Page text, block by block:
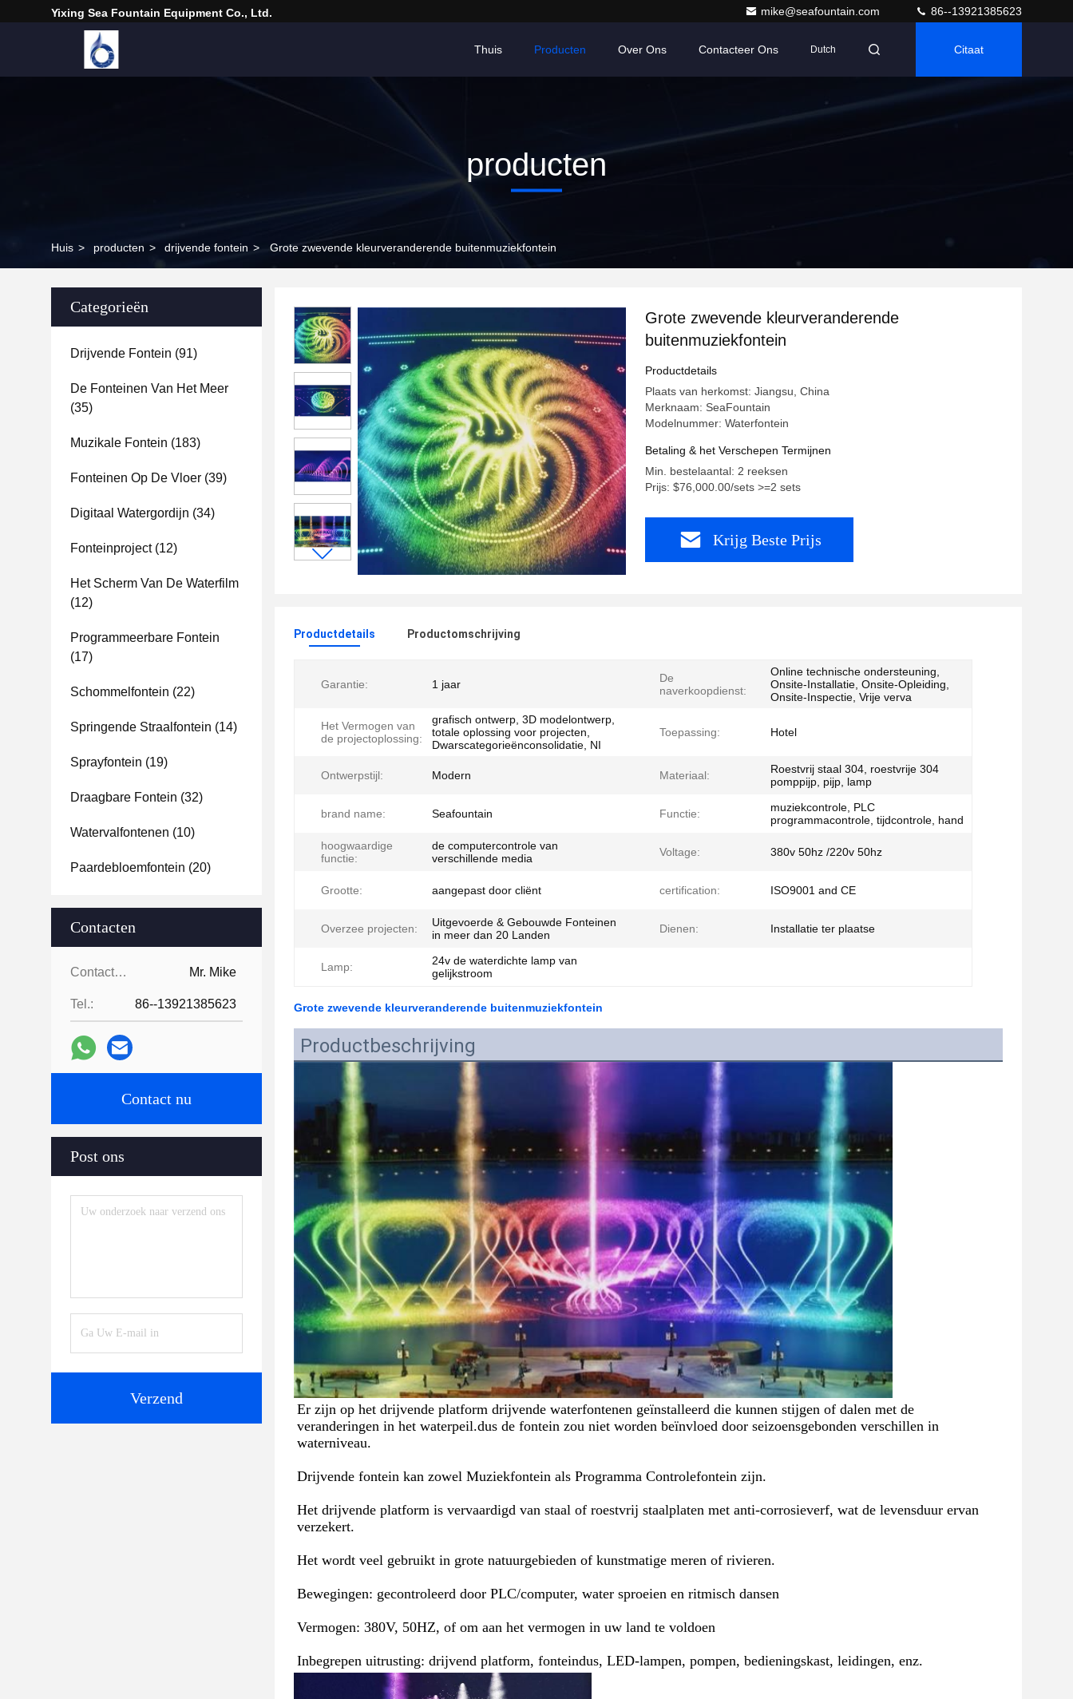
Yixing Sea Fountain Equipment Co., Ltd. mike@seafountain.com 86--13921385623
Thuis Producten Over Ons Contacteer Ons Dutch Citaat
producten
Huis > producten > drijvende fontein > Grote zwevende kleurveranderende buitenmuziekfontein
Categorieën
Drijvende Fontein (91)
De Fonteinen Van Het Meer
(35)
Muzikale Fontein (183)
Fonteinen Op De Vloer (39)
Digitaal Watergordijn (34)
Fonteinproject(12)
Het Scherm Van De Waterfilm
(12)
Programmeerbare Fontein
(17)
Schommelfontein (22)
Springende Straalfontein (14)
Sprayfontein (19)
Draagbare Fontein (32)
Watervalfontenen (10)
Paardebloemfontein (20)
Contacten
Contacten: Mr. Mike
Tel.: 86--13921385623
Contact nu
Post ons
Verzend
Grote zwevende kleurveranderende
buitenmuziekfontein
Productdetails
Plaats van herkomst: Jiangsu, China
Merknaam: SeaFountain
Modelnummer: Waterfontein
Betaling & het Verschepen Termijnen
Min. bestelaantal: 2 reeksen
Prijs: $76,000.00/sets >=2 sets
Krijg Beste Prijs
Productdetails Productomschrijving
Garantie: 1 jaar
De
naverkoopdienst:
Online technische ondersteuning,
Onsite-Installatie, Onsite-Opleiding,
Onsite-Inspectie, Vrije verva
Het Vermogen van
de projectoplossing:
grafisch ontwerp, 3D modelontwerp,
totale oplossing voor projecten,
Dwarscategorieënconsolidatie, NI
Toepassing: Hotel
Ontwerpstijl: Modern Materiaal:
Roestvrij staal 304, roestvrije 304
pomppijp, pijp, lamp
brand name: Seafountain Functie:
muziekcontrole, PLC
programmacontrole, tijdcontrole, hand
hoogwaardige
functie:
de computercontrole van
verschillende media
Voltage: 380v 50hz /220v 50hz
Grootte: aangepast door cliënt certification: ISO9001 and CE
Overzee projecten:
Uitgevoerde & Gebouwde Fonteinen
in meer dan 20 Landen
Dienen: Installatie ter plaatse
Lamp:
24v de waterdichte lamp van
gelijkstroom
Grote zwevende kleurveranderende buitenmuziekfontein
Productbeschrijving
Er zijn op het drijvende platform drijvende waterfontenen geïnstalleerd die kunnen stijgen of dalen met de
veranderingen in het waterpeil.dus de fontein zou niet worden beïnvloed door seizoensgebonden verschillen in
waterniveau.
Drijvende fontein kan zowel Muziekfontein als Programma Controlefontein zijn.
Het drijvende platform is vervaardigd van staal of roestvrij staalplaten met anti-corrosieverf, wat de levensduur ervan
verzekert.
Het wordt veel gebruikt in grote natuurgebieden of kunstmatige meren of rivieren.
Bewegingen: gecontroleerd door PLC/computer, water sproeien en ritmisch dansen
Vermogen: 380V, 50HZ, of om aan het vermogen in uw land te voldoen
Inbegrepen uitrusting: drijvend platform, fonteindus, LED-lampen, pompen, bedieningskast, leidingen, enz.